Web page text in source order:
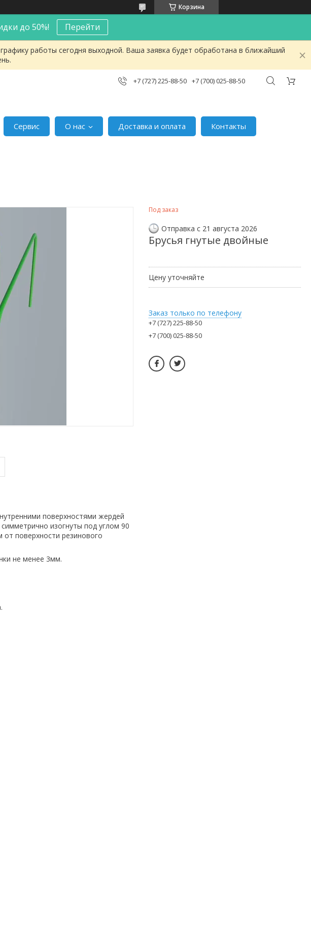
Корзина
до 50%! Перейти
работы сегодня выходной. Ваша заявка будет обработана в ближайший
+7 (727) 225-88-50 +7 (700) 025-88-50
Сервис О нас Доставка и оплата
Контакты
поверхностями жердей
изогнуты под углом 90
поверхности резинового
не менее 3мм.
Под заказ
Отправка с 21 августа 2026
Брусья гнутые двойные
Цену уточняйте
Заказ только по телефону
+7 (727) 225-88-50
+7 (700) 025-88-50